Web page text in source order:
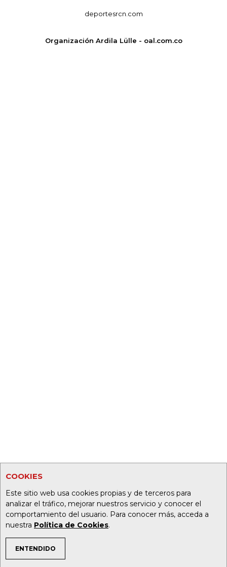
COOKIES
Este sitio web usa cookies propias y de terceros para
analizar el tráfico, mejorar nuestros servicio y conocer el
comportamiento del usuario. Para conocer más, acceda a
nuestra Política de Cookies.
ENTENDIDO
TEMAS DE INTERÉS
deportesrcn.com
Organización Ardila Lülle - oal.com.co